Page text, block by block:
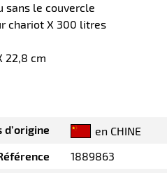
sans le couvercle
chariot X 300 litres
22,8 cm
d’origine
en CHINE
1889863